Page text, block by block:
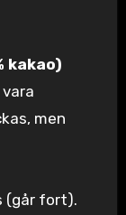
kakao)
men
(går fort).